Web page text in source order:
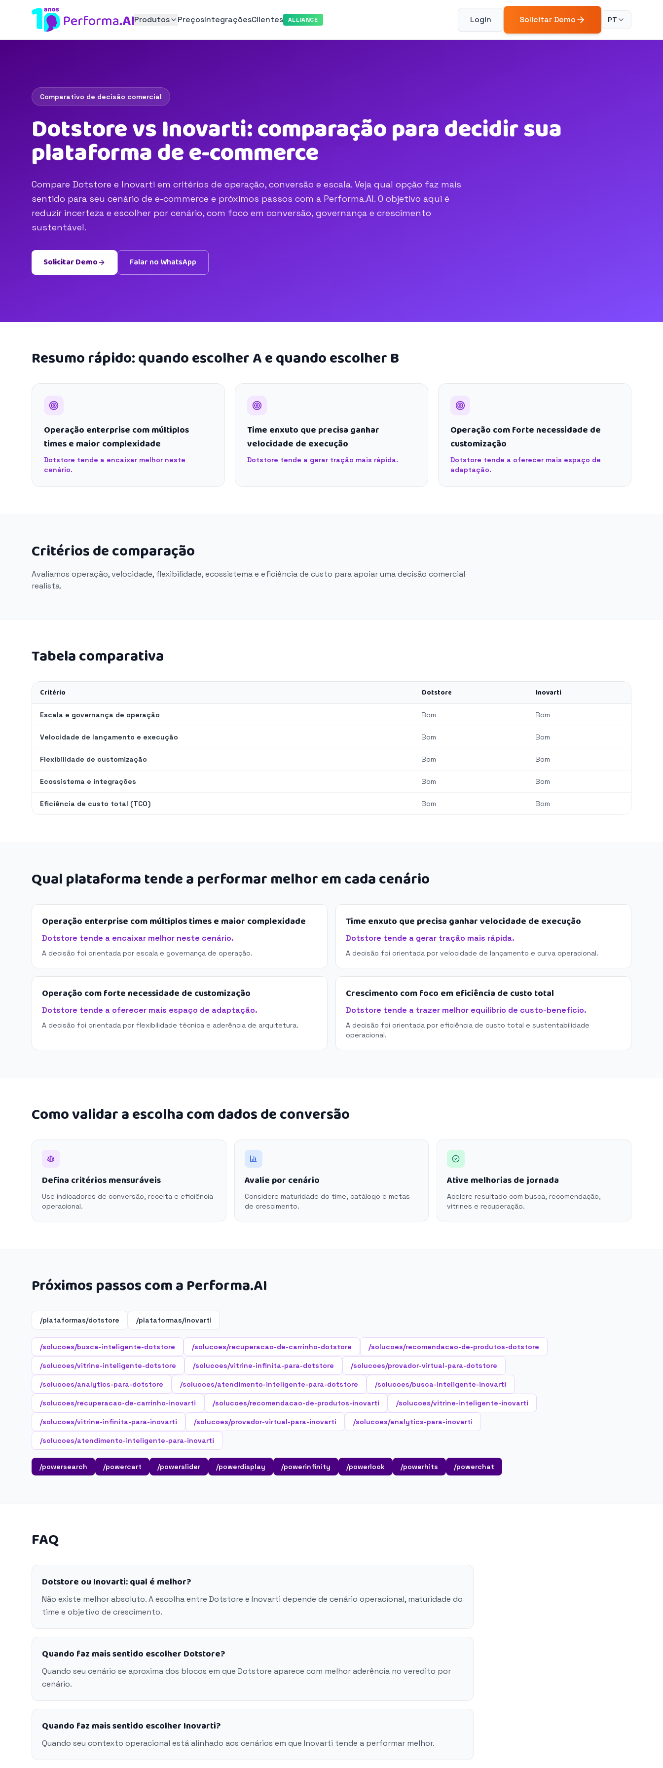
Produtos PreçosIntegraçõesClientes ALLIANCE Login Solicitar Demo PT
Comparativo de decisão comercial
Dotstore vs Inovarti: comparação para decidir sua
plataforma de e-commerce
Compare Dotstore e Inovarti em critérios de operação, conversão e escala. Veja qual opção faz mais
sentido para seu cenário de e-commerce e próximos passos com a Performa.AI. O objetivo aqui é
reduzir incerteza e escolher por cenário, com foco em conversão, governança e crescimento
sustentável.
Solicitar Demo Falar no WhatsApp
Resumo rápido: quando escolher A e quando escolher B
Operação enterprise com múltiplos
times e maior complexidade
Dotstore tende a encaixar melhor neste
cenário.
Time enxuto que precisa ganhar
velocidade de execução
Dotstore tende a gerar tração mais rápida.
Operação com forte necessidade de
customização
Dotstore tende a oferecer mais espaço de
adaptação.
Critérios de comparação
Avaliamos operação, velocidade, flexibilidade, ecossistema e eficiência de custo para apoiar uma decisão comercial
realista.
Tabela comparativa
Critério Dotstore Inovarti
Escala e governança de operação Bom Bom
Velocidade de lançamento e execução Bom Bom
Flexibilidade de customização Bom Bom
Ecossistema e integrações Bom Bom
Eficiência de custo total (TCO) Bom Bom
Qual plataforma tende a performar melhor em cada cenário
Operação enterprise com múltiplos times e maior complexidade
Dotstore tende a encaixar melhor neste cenário.
A decisão foi orientada por escala e governança de operação.
Time enxuto que precisa ganhar velocidade de execução
Dotstore tende a gerar tração mais rápida.
A decisão foi orientada por velocidade de lançamento e curva operacional.
Operação com forte necessidade de customização
Dotstore tende a oferecer mais espaço de adaptação.
A decisão foi orientada por flexibilidade técnica e aderência de arquitetura.
Crescimento com foco em eficiência de custo total
Dotstore tende a trazer melhor equilíbrio de custo-benefício.
A decisão foi orientada por eficiência de custo total e sustentabilidade
operacional.
Como validar a escolha com dados de conversão
Defina critérios mensuráveis
Use indicadores de conversão, receita e eficiência
operacional.
Avalie por cenário
Considere maturidade do time, catálogo e metas
de crescimento.
Ative melhorias de jornada
Acelere resultado com busca, recomendação,
vitrines e recuperação.
Próximos passos com a Performa.AI
/plataformas/dotstore /plataformas/inovarti
/solucoes/busca-inteligente-dotstore /solucoes/recuperacao-de-carrinho-dotstore /solucoes/recomendacao-de-produtos-dotstore
/solucoes/vitrine-inteligente-dotstore /solucoes/vitrine-infinita-para-dotstore /solucoes/provador-virtual-para-dotstore
/solucoes/analytics-para-dotstore /solucoes/atendimento-inteligente-para-dotstore /solucoes/busca-inteligente-inovarti
/solucoes/recuperacao-de-carrinho-inovarti /solucoes/recomendacao-de-produtos-inovarti /solucoes/vitrine-inteligente-inovarti
/solucoes/vitrine-infinita-para-inovarti /solucoes/provador-virtual-para-inovarti /solucoes/analytics-para-inovarti
/solucoes/atendimento-inteligente-para-inovarti
/powersearch /powercart /powerslider /powerdisplay /powerinfinity /powerlook /powerhits /powerchat
FAQ
Dotstore ou Inovarti: qual é melhor?
Não existe melhor absoluto. A escolha entre Dotstore e Inovarti depende de cenário operacional, maturidade do
time e objetivo de crescimento.
Quando faz mais sentido escolher Dotstore?
Quando seu cenário se aproxima dos blocos em que Dotstore aparece com melhor aderência no veredito por
cenário.
Quando faz mais sentido escolher Inovarti?
Quando seu contexto operacional está alinhado aos cenários em que Inovarti tende a performar melhor.